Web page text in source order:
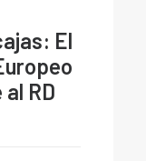
El
RD